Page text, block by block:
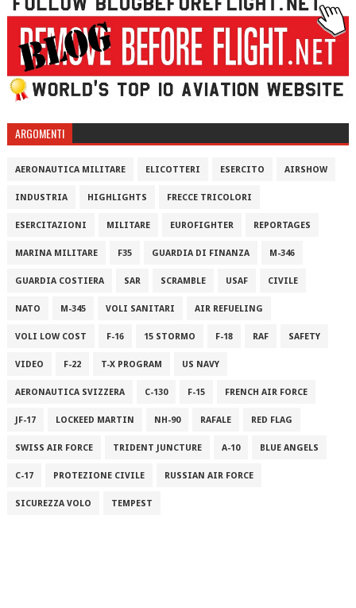
ARGOMENTI
AERONAUTICA MILITARE ELICOTTERI ESERCITO AIRSHOW
INDUSTRIA HIGHLIGHTS FRECCE TRICOLORI
ESERCITAZIONI MILITARE EUROFIGHTER REPORTAGES
MARINA MILITARE F35 GUARDIA DI FINANZA M-346
GUARDIA COSTIERA SAR SCRAMBLE USAF CIVILE
NATO M-345 VOLI SANITARI AIR REFUELING
VOLI LOW COST F-16 15 STORMO F-18 RAF SAFETY
VIDEO F-22 T-X PROGRAM US NAVY
AERONAUTICA SVIZZERA C-130 F-15 FRENCH AIR FORCE
JF-17 LOCKEED MARTIN NH-90 RAFALE RED FLAG
SWISS AIR FORCE TRIDENT JUNCTURE A-10 BLUE ANGELS
C-17 PROTEZIONE CIVILE RUSSIAN AIR FORCE
SICUREZZA VOLO TEMPEST